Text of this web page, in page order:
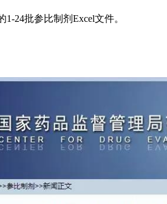
24批参比制剂Excel文件。